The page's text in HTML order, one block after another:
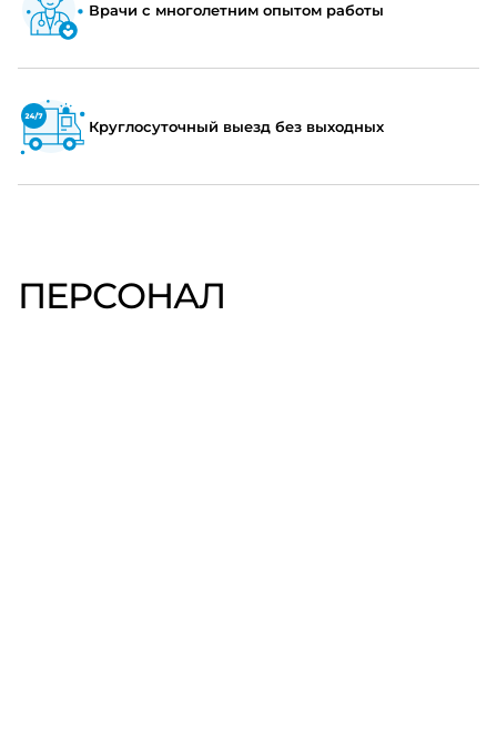
Врачи с многолетним опытом работы
Круглосуточный выезд без выходных
ПЕРСОНАЛ